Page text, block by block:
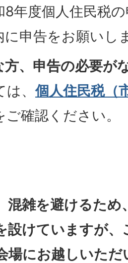
8年度個人住民税
に申告をお願いし
方、申告の必要が
は、個人住民税（
ご確認ください。
混雑を避けるた
設けていますが
場にお越しいた